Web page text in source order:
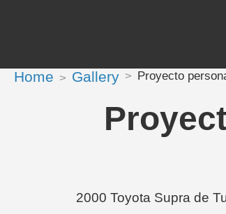
Home Gallery Proyecto
2000 Toyota Supra de